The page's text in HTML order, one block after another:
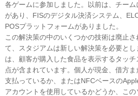
各ゲームに参加しました。以前は、チー
があり、FISのデジタル決済システム、
POSプラットフォームがありました。
この解決策の中のいくつかの技術は廃止
て、スタジアムは新しい解決策を必要と
は、顧客が購入した食品を表示するタッ
点が含まれています。個人が現金、借方
支払っているか、またはNFCベースの
アカウントを使用しているかどうか、こ